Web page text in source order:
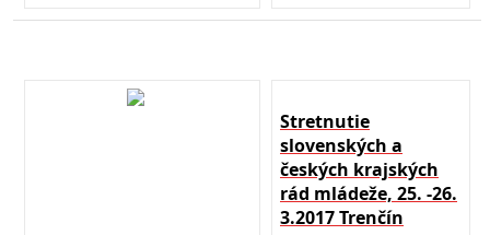
Stretnutie
slovenských a
českých krajských
rád mládeže, 25. -26.
3.2017 Trenčín